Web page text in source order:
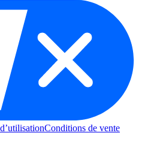
Conditions de vente